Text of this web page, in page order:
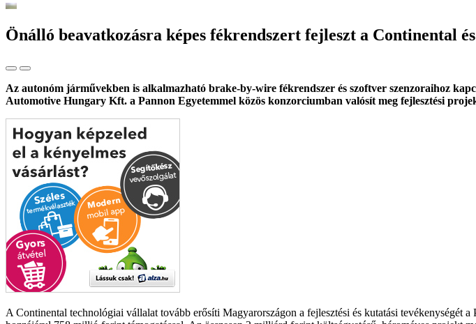
Önálló beavatkozásra képes fékrendszert fejleszt a Continental
Az autonóm járművekben is alkalmazható brake-by-wire fékrendszer és szoftver szenzoraihoz
Automotive Hungary Kft. a Pannon Egyetemmel közös konzorciumban valósít meg fejlesztési
A Continental technológiai vállalat tovább erősíti Magyarországon a fejlesztési és kutatási tevékenységét